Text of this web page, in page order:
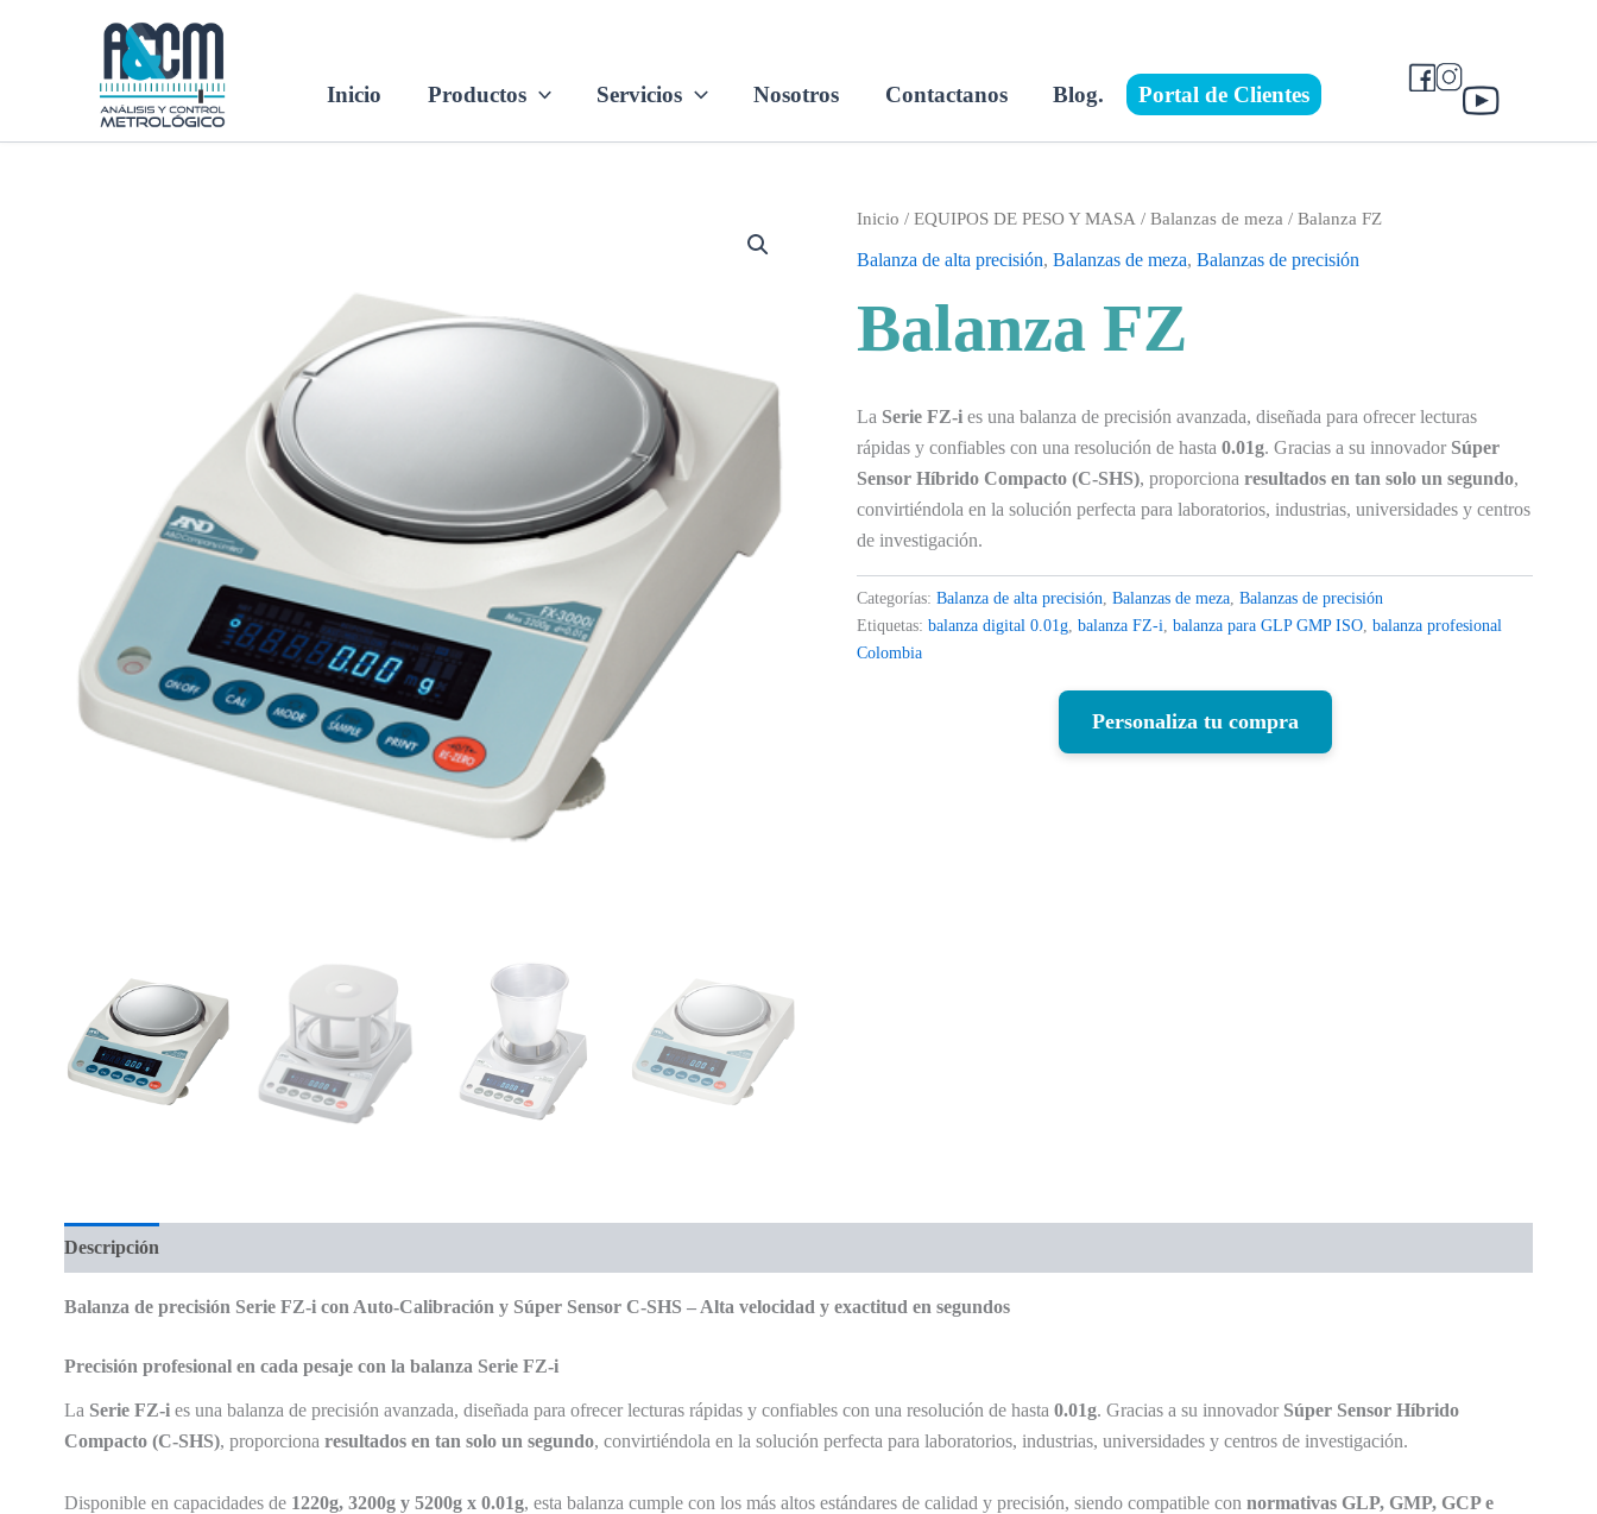
Inicio Productos Servicios Nosotros Contactanos Blog. Portal de Clientes
Inicio /EQUIPOS DE PESO Y MASA /Balanzas de meza / Balanza FZ
Balanza de alta precisión,Balanzas de meza,Balanzas de precisión
Balanza FZ
La Serie FZ-i es una balanza de precisión avanzada, diseñada para ofrecer lecturas
rápidas y confiables con una resolución de hasta0.01g. Gracias a su innovador Súper
Sensor Híbrido Compacto (C-SHS), proporcionaresultados en tan solo un segundo,
convirtiéndola en la solución perfecta para laboratorios, industrias, universidades y centros
de investigación.
Categorías:Balanza de alta precisión ,Balanzas de meza ,Balanzas de precisión
Etiquetas:balanza digital 0.01g ,balanza FZ-i ,balanza para GLP GMP ISO ,balanza profesional
Colombia
Personaliza tu compra
Descripción
Balanza de precisión Serie FZ-i con Auto-Calibración y Súper Sensor C-SHS – Alta velocidad y exactitud en segundos
Precisión profesional en cada pesaje con la balanza Serie FZ-i
La Serie FZ-ies una balanza de precisión avanzada, diseñada para ofrecer lecturas rápidas y confiables con una resolución de hasta 0.01g. Gracias a su innovador Súper Sensor Híbrido
Compacto (C-SHS), proporciona resultados en tan solo un segundo, convirtiéndola en la solución perfecta para laboratorios, industrias, universidades y centros de investigación.
Disponible en capacidades de 1220g, 3200g y 5200g x 0.01g, esta balanza cumple con los más altos estándares de calidad y precisión, siendo compatible con normativas GLP, GMP, GCP e